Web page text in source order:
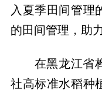
入夏季田间管理
的田间管理，助
在黑龙江省
社高标准水稻种